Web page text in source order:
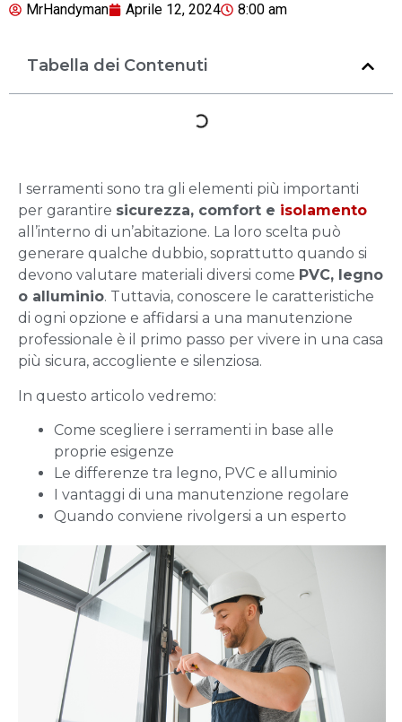
MrHandyman Aprile 12, 2024 8:00 am
Tabella dei Contenuti
I serramenti sono tra gli elementi più importanti
per garantire sicurezza, comfort e isolamento
all’interno di un’abitazione. La loro scelta può
generare qualche dubbio, soprattutto quando si
devono valutare materiali diversi come PVC, legno
o alluminio. Tuttavia, conoscere le caratteristiche
di ogni opzione e affidarsi a una manutenzione
professionale è il primo passo per vivere in una casa
più sicura, accogliente e silenziosa.
In questo articolo vedremo:
Come scegliere i serramenti in base alle
proprie esigenze
Le differenze tra legno, PVC e alluminio
I vantaggi di una manutenzione regolare
Quando conviene rivolgersi a un esperto